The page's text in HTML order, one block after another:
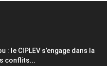
: le CIPLEV s’engage dans la
conflits...